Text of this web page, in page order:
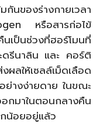
นของร่างกายเวลา
หรือสารก่อไข้
เป็นช่วงที่ฮอร์โมนที่
ดรีนาลิน และ คอร์ติ
ลให้เซลล์เม็ดเลือด
ย่างง่ายดาย ในขณะ
กมาในตอนกลางคืน
น้อยอยู่แล้ว